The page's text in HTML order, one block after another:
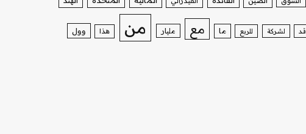
قد لشركة للربع ما مع مليار من هذا وول